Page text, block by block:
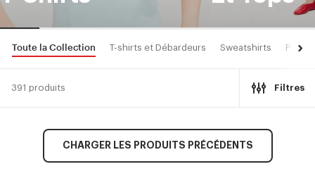
Toute la Collection T-shirts et Débardeurs Sweatshirts Pulls
391 produits Filtres
CHARGER LES PRODUITS PRÉCÉDENTS